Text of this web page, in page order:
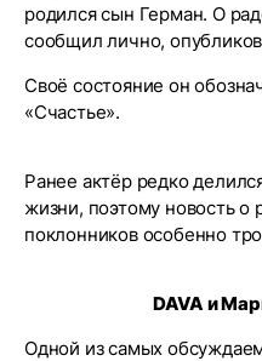
родился сын Герман. О
сообщил лично,
Своё состояние он
«Счастье».
Ранее актёр редко
жизни, поэтому новость о
поклонников особенно
DAVA и
Одной из самых